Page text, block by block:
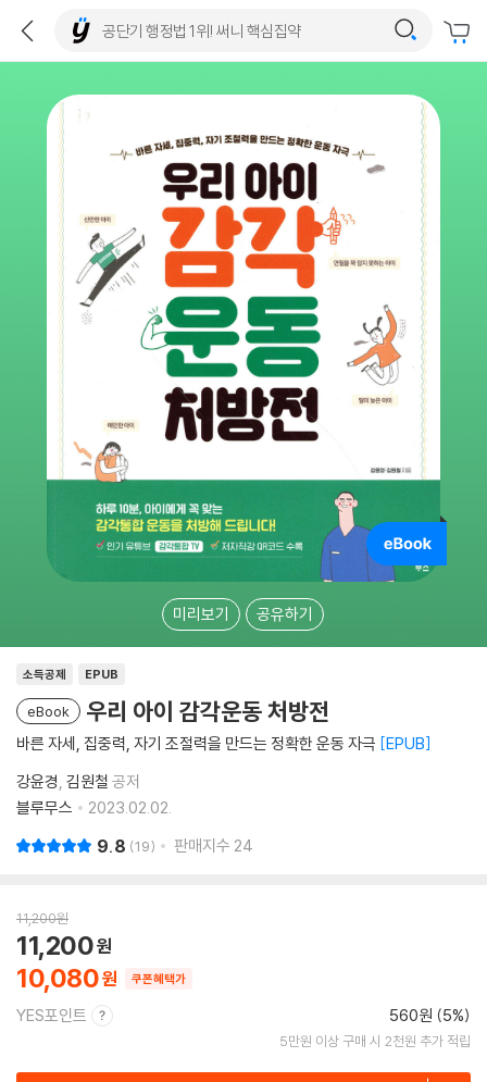
미리보기 공유하기
소득공제 EPUB
eBook 우리 아이 감각운동 처방전
바른 자세, 집중력, 자기 조절력을 만드는 정확한 운동 자극 EPUB
강윤경 김원철 공저
블루무스
2023.02.02.
9.8 19 판매지수 24
11,200원
10,080
11,200
쿠폰혜택가
YES포인트 560원 (5%)
5만원 이상 구매 시 2천원 추가 적립